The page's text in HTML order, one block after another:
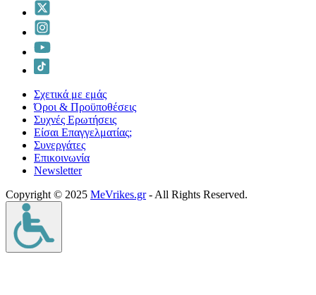
Σχετικά με εμάς
Όροι & Προϋποθέσεις
Συχνές Ερωτήσεις
Είσαι Επαγγελματίας;
Συνεργάτες
Επικοινωνία
Νewsletter
Copyright © 2025 MeVrikes.gr- All Rights Reserved.